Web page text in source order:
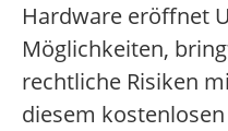
Hardware eröffnet
Möglichkeiten,
rechtliche Risiken
diesem